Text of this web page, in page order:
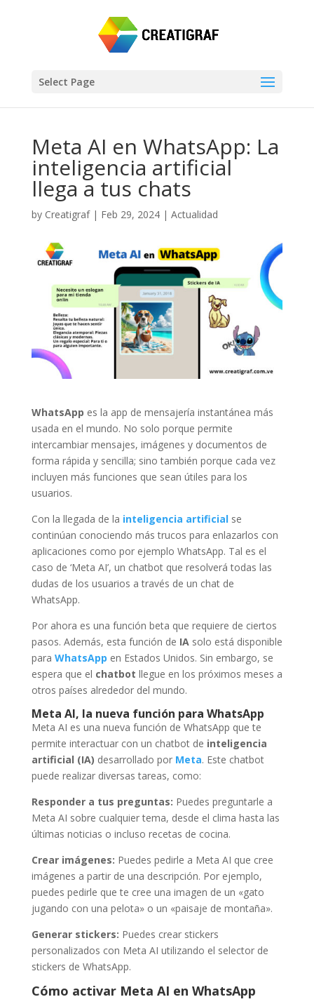
Select Page
Meta AI en WhatsApp: La
inteligencia artificial
llega a tus chats
by Creatigraf| Feb 29, 2024| Actualidad
WhatsApp es la app de mensajería instantánea más
usada en el mundo. No solo porque permite
intercambiar mensajes, imágenes y documentos de
forma rápida y sencilla; sino también porque cada vez
incluyen más funciones que sean útiles para los
usuarios.
Con la llegada de la inteligencia artificial se
continúan conociendo más trucos para enlazarlos con
aplicaciones como por ejemplo WhatsApp. Tal es el
caso de ‘Meta AI’, un chatbot que resolverá todas las
dudas de los usuarios a través de un chat de
WhatsApp.
Por ahora es una función beta que requiere de ciertos
pasos. Además, esta función de IA solo está disponible
para WhatsApp en Estados Unidos. Sin embargo, se
espera que el chatbot llegue en los próximos meses a
otros países alrededor del mundo.
Meta AI, la nueva función para WhatsApp
Meta AI es una nueva función de WhatsApp que te
permite interactuar con un chatbot de inteligencia
artificial (IA) desarrollado por Meta. Este chatbot
puede realizar diversas tareas, como:
Responder a tus preguntas: Puedes preguntarle a
Meta AI sobre cualquier tema, desde el clima hasta las
últimas noticias o incluso recetas de cocina.
Crear imágenes: Puedes pedirle a Meta AI que cree
imágenes a partir de una descripción. Por ejemplo,
puedes pedirle que te cree una imagen de un «gato
jugando con una pelota» o un «paisaje de montaña».
Generar stickers: Puedes crear stickers
personalizados con Meta AI utilizando el selector de
stickers de WhatsApp.
Cómo activar Meta AI en WhatsApp